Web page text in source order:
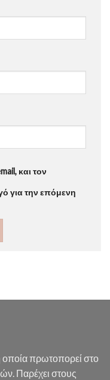
και τον
για την επόμενη
οποία πρωτοπορεί στο
Παρέχει στους